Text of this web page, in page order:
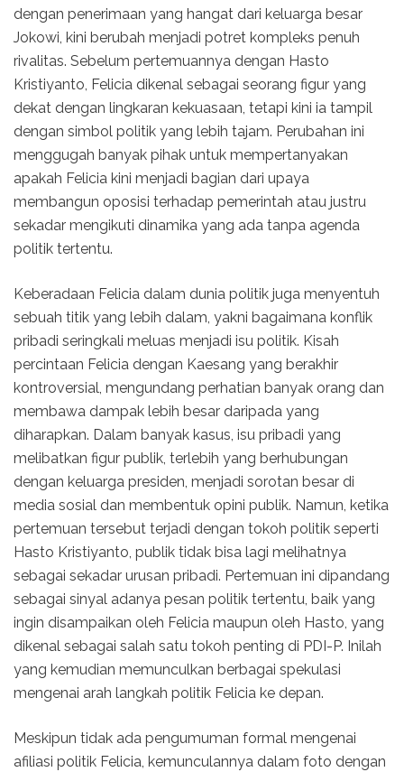
dengan penerimaan yang hangat dari keluarga besar
Jokowi, kini berubah menjadi potret kompleks penuh
rivalitas. Sebelum pertemuannya dengan Hasto
Kristiyanto, Felicia dikenal sebagai seorang figur yang
dekat dengan lingkaran kekuasaan, tetapi kini ia tampil
dengan simbol politik yang lebih tajam. Perubahan ini
menggugah banyak pihak untuk mempertanyakan
apakah Felicia kini menjadi bagian dari upaya
membangun oposisi terhadap pemerintah atau justru
sekadar mengikuti dinamika yang ada tanpa agenda
politik tertentu.
Keberadaan Felicia dalam dunia politik juga menyentuh
sebuah titik yang lebih dalam, yakni bagaimana konflik
pribadi seringkali meluas menjadi isu politik. Kisah
percintaan Felicia dengan Kaesang yang berakhir
kontroversial, mengundang perhatian banyak orang dan
membawa dampak lebih besar daripada yang
diharapkan. Dalam banyak kasus, isu pribadi yang
melibatkan figur publik, terlebih yang berhubungan
dengan keluarga presiden, menjadi sorotan besar di
media sosial dan membentuk opini publik. Namun, ketika
pertemuan tersebut terjadi dengan tokoh politik seperti
Hasto Kristiyanto, publik tidak bisa lagi melihatnya
sebagai sekadar urusan pribadi. Pertemuan ini dipandang
sebagai sinyal adanya pesan politik tertentu, baik yang
ingin disampaikan oleh Felicia maupun oleh Hasto, yang
dikenal sebagai salah satu tokoh penting di PDI-P. Inilah
yang kemudian memunculkan berbagai spekulasi
mengenai arah langkah politik Felicia ke depan.
Meskipun tidak ada pengumuman formal mengenai
afiliasi politik Felicia, kemunculannya dalam foto dengan